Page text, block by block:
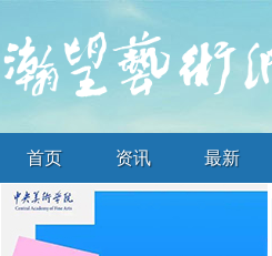
首页 资讯 最新